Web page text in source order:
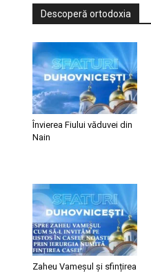
Descoperă ortodoxia
Învierea Fiului văduvei din
Nain
Zaheu Vameșul și sfințirea